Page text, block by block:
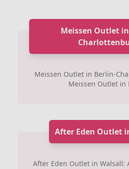
Meissen Outlet
Meissen Outlet in Berlin-
Meissen Outlet in
After Eden Outlet
After Eden Outlet in Walsall: